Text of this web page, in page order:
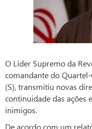
O Líder Supremo da
comandante do
(S), transmitiu novas
continuidade das ações
inimigos.